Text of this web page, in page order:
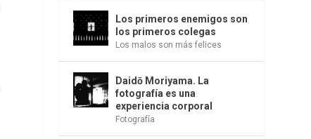
Los primeros enemigos son
los primeros colegas
Los malos son más felices
Daidō Moriyama. La
fotografía es una
experiencia corporal
Fotografía